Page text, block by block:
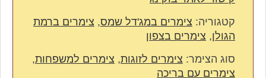
קטגוריה: צימרים במג'דל שמס, צימרים ברמת
הגולן, צימרים בצפון
סוג הצימר: צימרים לזוגות, צימרים למשפחות,
צימרים עם בריכה